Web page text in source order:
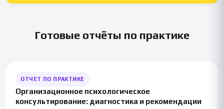
Готовые отчёты по практике
ОТЧЕТ ПО ПРАКТИКЕ
Организационное психологическое
консультирование: диагностика и рекомендации